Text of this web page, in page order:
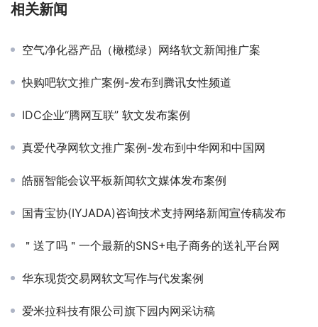
相关新闻
空气净化器产品（橄榄绿）网络软文新闻推广案
快购吧软文推广案例-发布到腾讯女性频道
IDC企业“腾网互联” 软文发布案例
真爱代孕网软文推广案例-发布到中华网和中国网
皓丽智能会议平板新闻软文媒体发布案例
国青宝协(IYJADA)咨询技术支持网络新闻宣传稿发布
＂送了吗＂一个最新的SNS+电子商务的送礼平台网
华东现货交易网软文写作与代发案例
爱米拉科技有限公司旗下园内网采访稿